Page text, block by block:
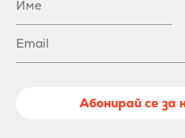
Абонирай се за